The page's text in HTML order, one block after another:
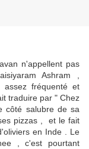
pas
Ashram ,
fréquenté et
traduire par " Chez
salubre de sa
pizzas , et le fait
en Inde . Le
, c'est pourtant